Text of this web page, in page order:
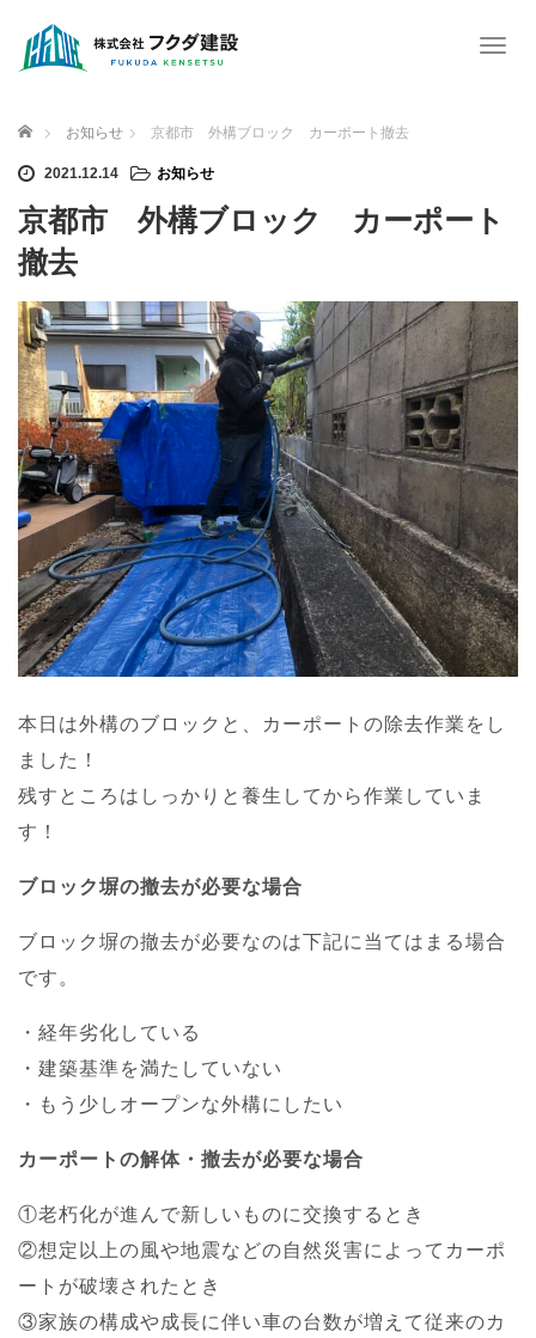
T
a
a
t
ホーム お知らせ 京都市 外構ブロック カーポート撤去
2021.12.14 お知らせ
京都市 外構ブロック カーポート
撤去
本日は外構のブロックと、カーポートの除去作業をし
ました！
残すところはしっかりと養生してから作業していま
す！
ブロック塀の撤去が必要な場合
ブロック塀の撤去が必要なのは下記に当てはまる場合
です。
・経年劣化している
・建築基準を満たしていない
・もう少しオープンな外構にしたい
カーポートの解体・撤去が必要な場合
①老朽化が進んで新しいものに交換するとき
②想定以上の風や地震などの自然災害によってカーポ
ートが破壊されたとき
③家族の構成や成長に伴い車の台数が増えて従来のカ